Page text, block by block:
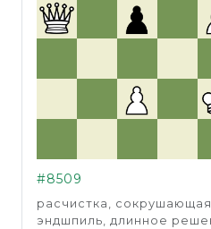
#8509
расчистка,
эндшпиль, длинное